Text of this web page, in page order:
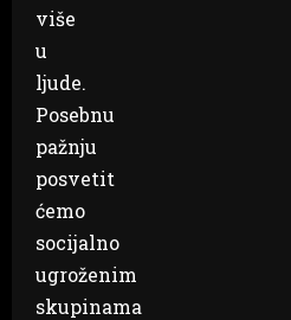
više
u
ljude.
Posebnu
pažnju
posvetit
ćemo
socijalno
ugroženim
skupinama